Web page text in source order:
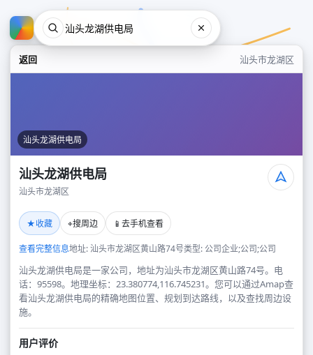
返回 汕头市龙湖区
汕头龙湖供电局
汕头龙湖供电局
汕头市龙湖区
★收藏 ⌖搜周边 📱 去手机查看
查看完整信息地址: 汕头市龙湖区黄山路74号类型: 公司企业;公司;公司
汕头龙湖供电局是一家公司，地址为汕头市龙湖区黄山路74号。电
话：95598。地理坐标：23.380774,116.745231。您可以通过Amap查
看汕头龙湖供电局的精确地图位置、规划到达路线，以及查找周边设
施。
用户评价